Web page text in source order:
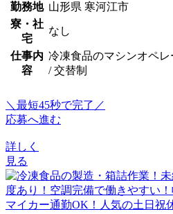
勤務地 山形県 寒河江市
寮・社
宅
なし
仕事内
容
冷凍食品のマシンオペ
/ 交替制
＼最短45秒で完了／
応募へ進む
詳しく
見る